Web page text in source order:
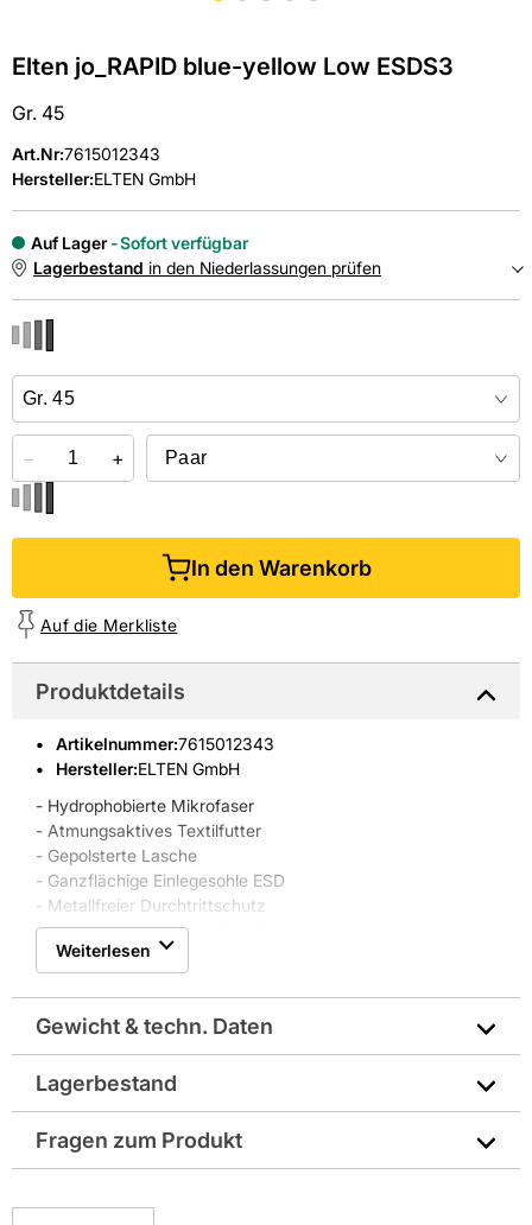
Elten jo_RAPID blue-yellow Low ESDS3
Gr. 45
Art.Nr:7615012343
Hersteller:ELTEN GmbH
Auf Lager
Sofort verfügbar
Lagerbestand in den Niederlassungen prüfen
Online kaufen &
− +
In den Warenkorb
Auf die Merkliste
Produktdetails
Artikelnummer:7615012343
Hersteller:ELTEN GmbH
- Hydrophobierte Mikrofaser
- Atmungsaktives Textilfutter
- Gepolsterte Lasche
- Ganzflächige Einlegesohle ESD
- Metallfreier Durchtrittschutz
- GUMMI/PU Sohle jo_ATHLETIC
- Gummi Uberkappe
- Kunststoffkappe
- EN ISO 20345 S3 HRO/SRC, Form A
- Metall- und lederfreie Ausstattung
Weiterlesen
Gewicht & techn. Daten
Hersteller-Art.-Nr.: 12031-45
EAN: 4035877935748
Lagerbestand
Fragen zum Produkt